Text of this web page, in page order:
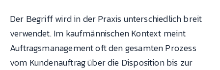
Der Begriff wird in der Praxis unterschiedlich breit
verwendet. Im kaufmännischen Kontext meint
Auftragsmanagement oft den gesamten Prozess
vom Kundenauftrag über die Disposition bis zur